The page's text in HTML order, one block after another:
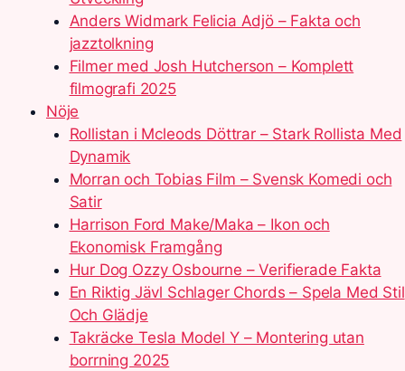
Anders Widmark Felicia Adjö – Fakta och
jazztolkning
Filmer med Josh Hutcherson – Komplett
filmografi 2025
Nöje
Rollistan i Mcleods Döttrar – Stark Rollista Med
Dynamik
Morran och Tobias Film – Svensk Komedi och
Satir
Harrison Ford Make/Maka – Ikon och
Ekonomisk Framgång
Hur Dog Ozzy Osbourne – Verifierade Fakta
En Riktig Jävl Schlager Chords – Spela Med Stil
Och Glädje
Takräcke Tesla Model Y – Montering utan
borrning 2025